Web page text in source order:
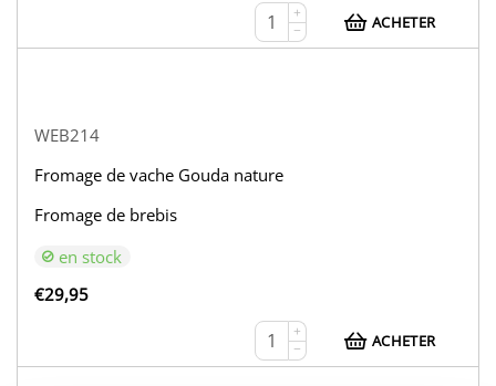
+
−
ACHETER
WEB214
Fromage de vache Gouda nature
Fromage de brebis
en stock
€29,95
+
−
ACHETER